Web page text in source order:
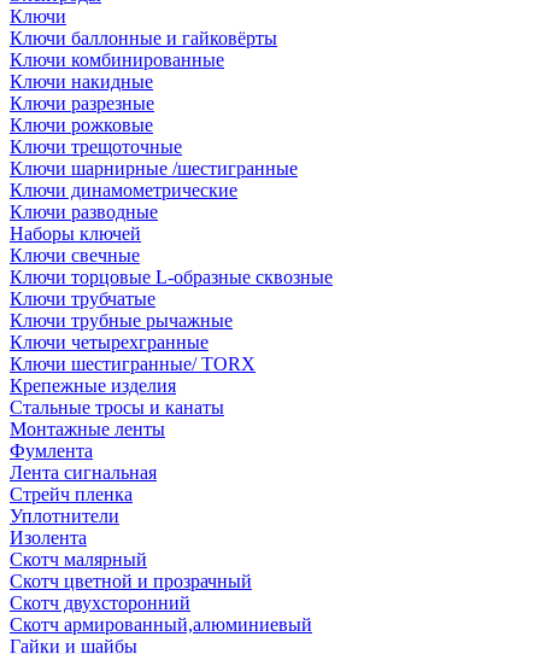
Ключи
Ключи баллонные и гайковёрты
Ключи комбинированные
Ключи накидные
Ключи разрезные
Ключи рожковые
Ключи трещоточные
Ключи шарнирные /шестигранные
Ключи динамометрические
Ключи разводные
Наборы ключей
Ключи свечные
Ключи торцовые L-образные сквозные
Ключи трубчатые
Ключи трубные рычажные
Ключи четырехгранные
Ключи шестигранные/ TORX
Крепежные изделия
Стальные тросы и канаты
Монтажные ленты
Фумлента
Лента сигнальная
Стрейч пленка
Уплотнители
Изолента
Скотч малярный
Скотч цветной и прозрачный
Скотч двухсторонний
Скотч армированный,алюминиевый
Гайки и шайбы